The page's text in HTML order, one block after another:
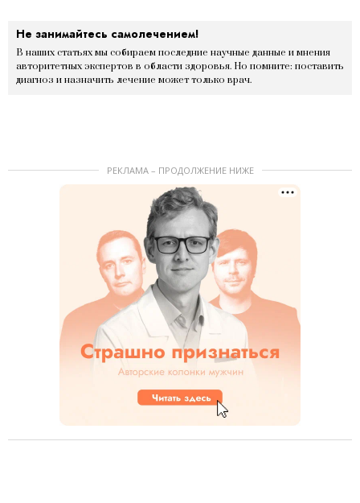
Не занимайтесь самолечением!
В наших статьях мы собираем последние научные данные и мнения
авторитетных экспертов в области здоровья. Но помните: поставить
диагноз и назначить лечение может только врач.
РЕКЛАМА – ПРОДОЛЖЕНИЕ НИЖЕ